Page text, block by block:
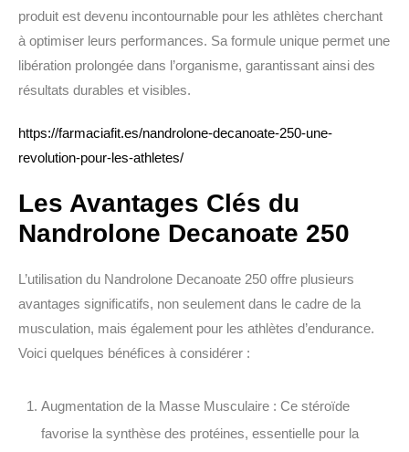
produit est devenu incontournable pour les athlètes cherchant
à optimiser leurs performances. Sa formule unique permet une
libération prolongée dans l’organisme, garantissant ainsi des
résultats durables et visibles.
https://farmaciafit.es/nandrolone-decanoate-250-une-
revolution-pour-les-athletes/
Les Avantages Clés du
Nandrolone Decanoate 250
L’utilisation du Nandrolone Decanoate 250 offre plusieurs
avantages significatifs, non seulement dans le cadre de la
musculation, mais également pour les athlètes d’endurance.
Voici quelques bénéfices à considérer :
Augmentation de la Masse Musculaire : Ce stéroïde
favorise la synthèse des protéines, essentielle pour la